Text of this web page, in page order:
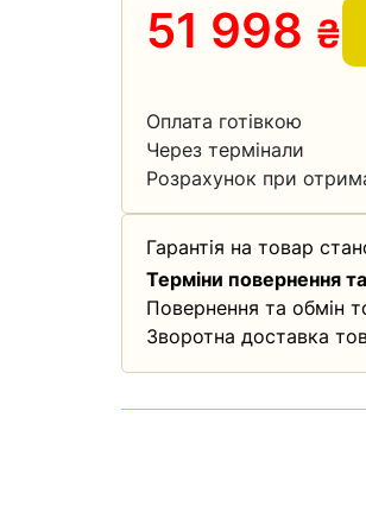
51 998 ₴
Оплата готівкою
Через термінали
Розрахунок при
Гарантія на товар
Терміни повернення
Повернення та обмін
Зворотна доставка